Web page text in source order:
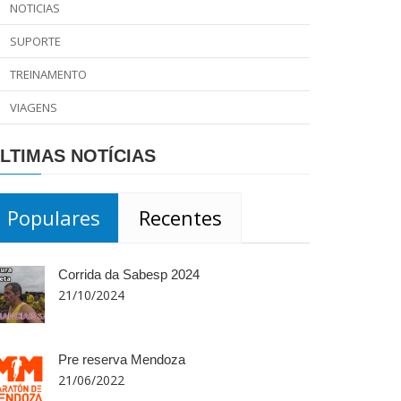
NOTICIAS
SUPORTE
TREINAMENTO
VIAGENS
NOTÍCIAS
Populares Recentes
Corrida da Sabesp 2024
21/10/2024
Pre reserva Mendoza
21/06/2022